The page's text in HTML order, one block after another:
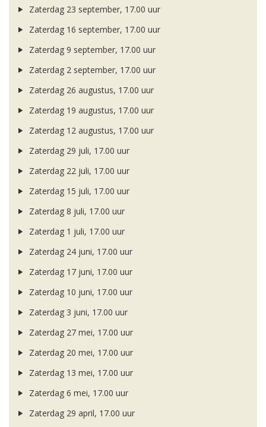
Zaterdag 23 september, 17.00 uur
Zaterdag 16 september, 17.00 uur
Zaterdag 9 september, 17.00 uur
Zaterdag 2 september, 17.00 uur
Zaterdag 26 augustus, 17.00 uur
Zaterdag 19 augustus, 17.00 uur
Zaterdag 12 augustus, 17.00 uur
Zaterdag 29 juli, 17.00 uur
Zaterdag 22 juli, 17.00 uur
Zaterdag 15 juli, 17.00 uur
Zaterdag 8 juli, 17.00 uur
Zaterdag 1 juli, 17.00 uur
Zaterdag 24 juni, 17.00 uur
Zaterdag 17 juni, 17.00 uur
Zaterdag 10 juni, 17.00 uur
Zaterdag 3 juni, 17.00 uur
Zaterdag 27 mei, 17.00 uur
Zaterdag 20 mei, 17.00 uur
Zaterdag 13 mei, 17.00 uur
Zaterdag 6 mei, 17.00 uur
Zaterdag 29 april, 17.00 uur